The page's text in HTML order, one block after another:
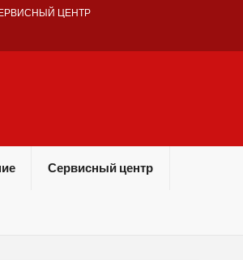
ЦЕНТР
Сервисный центр